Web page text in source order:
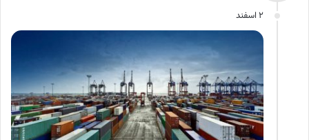
2 اسفند